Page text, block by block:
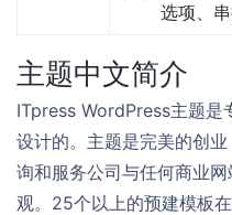
选项、
主题中文简介
ITpress WordPress主题是
设计的。主题是完美的创
询和服务公司与任何商业
观。25个以上的预建模板